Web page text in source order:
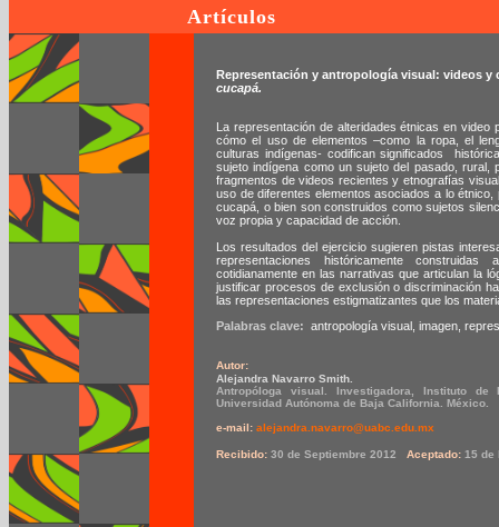
Artículos
Representación y antropología visual: videos
cucapá.
La representación de alteridades étnicas en video
cómo el uso de elementos –como la ropa, el
culturas indígenas- codifican significados
sujeto indígena como un sujeto del pasado, rural,
fragmentos de videos recientes y etnografías
uso de diferentes elementos asociados a lo
cucapá, o bien son construidos como sujetos
voz propia y capacidad de acción.
Los resultados del ejercicio sugieren pistas
representaciones históricamente
cotidianamente en las narrativas que articulan la
justificar procesos de exclusión o discriminación
las representaciones estigmatizantes que los
Palabras clave: antropología visual, imagen,
Autor:
Alejandra Navarro Smith.
Antropóloga visual. Investigadora, Instituto de
Universidad Autónoma de Baja California. México.
e-mail: alejandra.navarro@uabc.edu.mx
Recibido: 30 de Septiembre 2012 Aceptado: 15 de